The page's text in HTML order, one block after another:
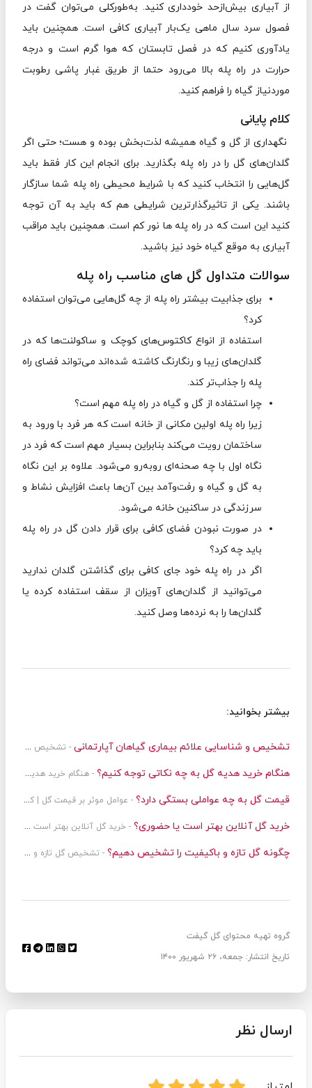
از آبیاری بیش‌ازحد خودداری کنید. به‌طورکلی می‌توان گفت در
فصول سرد سال ماهی یک‌بار آبیاری کافی است. همچنین باید
یادآوری کنیم که در فصل تابستان که هوا گرم است و درجه
حرارت در راه پله بالا می‌رود حتما از طریق غبار پاشی رطوبت
موردنیاز گیاه را فراهم کنید.
کلام پایانی
نگهداری از گل و گیاه همیشه لذت‌بخش بوده و هست؛ حتی اگر
گلدان‌های گل را در راه پله بگذارید. برای انجام این کار فقط باید
گل‌هایی را انتخاب کنید که با شرایط محیطی راه پله‌ شما سازگار
باشند. یکی از تاثیرگذارترین شرایطی هم که باید به آن توجه
کنید این است که در راه پله ها نور کم است. همچنین باید مراقب
آبیاری به موقع گیاه خود نیز باشید.
سوالات متداول گل های مناسب راه پله
برای جذابیت بیشتر راه پله از چه گل‌هایی می‌توان استفاده
کرد؟
استفاده از انواع کاکتوس‌های کوچک و ساکولنت‌ها که در
گلدان‌های زیبا و رنگارنگ کاشته شده‌اند می‌تواند فضای راه
پله را جذاب‌تر کند.
چرا استفاده از گل و گیاه در راه پله مهم است؟
زیرا راه پله اولین مکانی از خانه است که هر فرد با ورود به
ساختمان رویت می‌کند بنابراین بسیار مهم است که فرد در
نگاه اول با چه صحنه‌ای روبه‌رو می‌شود. علاوه بر این نگاه
به گل و گیاه و رفت‌وآمد بین آن‌ها باعث افزایش نشاط و
سرزندگی در ساکنین خانه می‌شود.
در صورت نبودن فضای کافی برای قرار دادن گل در راه پله
باید چه کرد؟
اگر در راه پله خود جای کافی برای گذاشتن گلدان ندارید
می‌توانید از گلدان‌های آویزان از سقف استفاده کرده یا
گلدان‌ها را به نرده‌ها وصل کنید.
بیشتر بخوانید:
تشخیص و شناسایی علائم بیماری گیاهان آپارتمانی - تشخیص و شناسایی علائم بیماری گیاهان آپارتمانی | روش های پیشگیری
هنگام خرید هدیه گل به چه نکاتی توجه کنیم؟ - هنگام خرید هدیه گل به چه نکاتی توجه کنیم؟ + مقایسه انواع گل
قیمت گل به چه عواملی بستگی دارد؟ - عوامل موثر بر قیمت گل | کیفیت + دیزاین
خرید گل آنلاین بهتر است یا حضوری؟ - خرید گل آنلاین بهتر است یا حضوری؟ نگاهی دقیق به تفاوت دو تجربه خرید
چگونه گل تازه و باکیفیت را تشخیص دهیم؟ - تشخیص گل تازه و باکیفیت
گروه تهیه محتوای گل گیفت
تاریخ انتشار: جمعه، ۲۶ شهریور ۱۴۰۰
ارسال نظر